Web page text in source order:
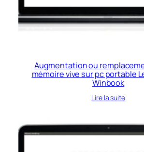
Augmentation ou
mémoire vive sur pc portable
Winbook
Lire la suite